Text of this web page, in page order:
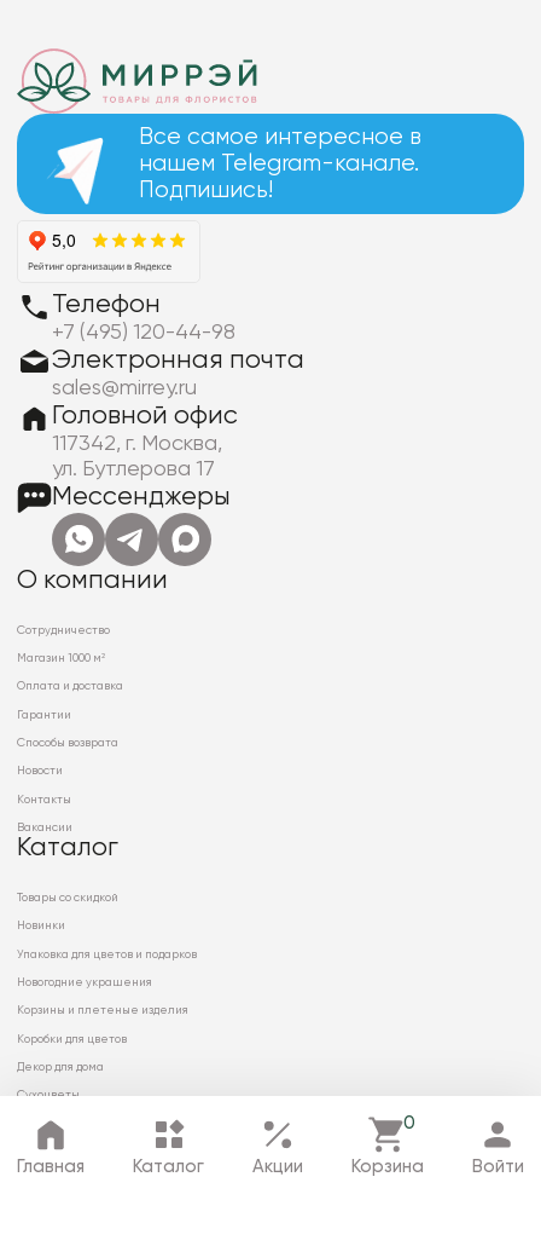
Главная Каталог Акции
0
Корзина Войти
Все самое интересное в
нашем Telegram-канале.
Подпишись!
Телефон
+7 (495) 120-44-98
Электронная почта
sales@mirrey.ru
Головной офис
117342, г. Москва,
ул. Бутлерова 17
Мессенджеры
О компании
Сотрудничество
Магазин 1000 м²
Оплата и доставка
Гарантии
Способы возврата
Новости
Контакты
Вакансии
Каталог
Товары со скидкой
Новинки
Упаковка для цветов и подарков
Новогодние украшения
Корзины и плетеные изделия
Коробки для цветов
Декор для дома
Сухоцветы
© 2026 ООО «МИРРЭЙ»